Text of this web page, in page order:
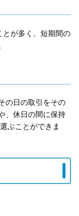
とが多く、短期間の
の日の取引をその
、休日の間に保持
ぶことができま